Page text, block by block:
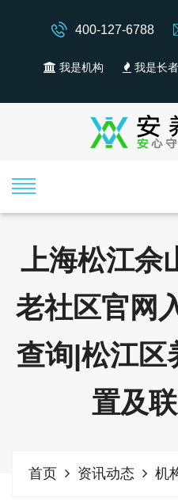
400-127-6788
我是机构 我是长者
上海松江佘
老社区官网
查询|松江区
置及
首页 资讯动态 机